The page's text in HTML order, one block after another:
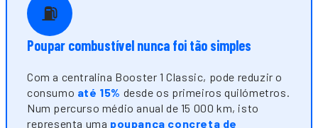
⛽
Poupar combustível nunca foi tão simples
Com a centralina Booster 1 Classic, pode reduzir o
consumo até 15% desde os primeiros quilómetros.
Num percurso médio anual de 15 000 km, isto
representa uma poupança concreta de